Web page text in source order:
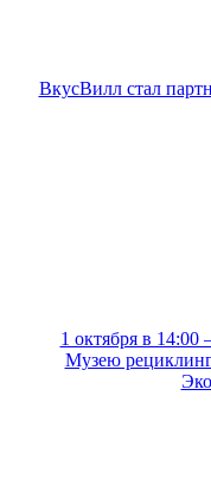
ВкусВилл стал
1 октября в 14:00
Музею